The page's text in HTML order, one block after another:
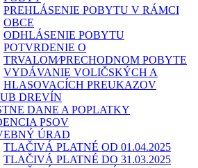
PREHLÁSENIE POBYTU V RÁMCI
OBCE
ODHLÁSENIE POBYTU
POTVRDENIE O
TRVALOM⁄PRECHODNOM POBYTE
VYDÁVANIE VOLIČSKÝCH A
HLASOVACÍCH PREUKAZOV
DREVÍN
DANE A POPLATKY
PSOV
ÚRAD
TLAČIVÁ PLATNÉ OD 01.04.2025
TLAČIVÁ PLATNÉ DO 31.03.2025